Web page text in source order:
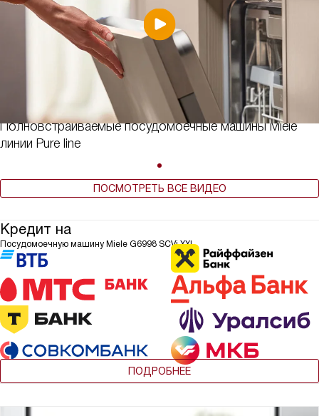
Полновстраиваемые посудомоечные машины Miele
линии Pure line
ПОСМОТРЕТЬ ВСЕ ВИДЕО
Кредит на
Посудомоечную машину Miele G6998 SCVi XXL
ПОДРОБНЕЕ